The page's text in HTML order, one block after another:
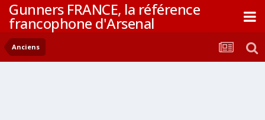
Gunners FRANCE, la référence
francophone d'Arsenal
Anciens